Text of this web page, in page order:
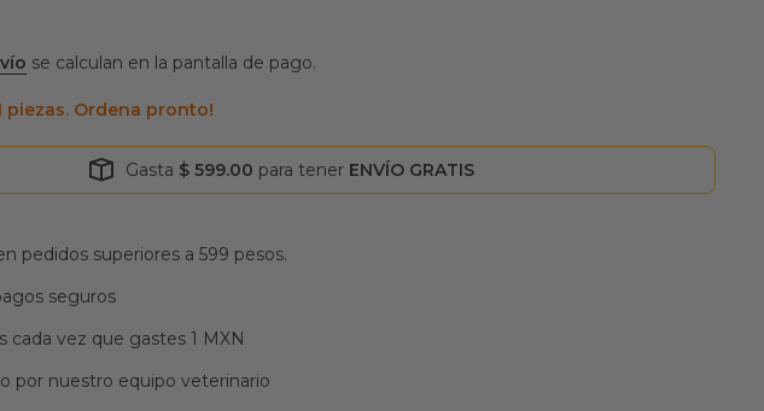
se calculan en la pantalla de pago.
piezas. Ordena pronto!
Gasta $ 599.00 para tener ENVÍO GRATIS
pedidos superiores a 599 pesos.
seguros
cada vez que gastes 1 MXN
por nuestro equipo veterinario